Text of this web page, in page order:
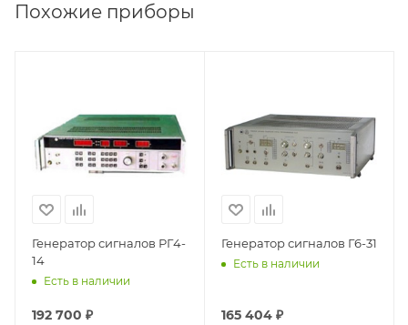
Похожие приборы
Генератор сигналов РГ4-
14
Есть в наличии
192 700 ₽
Генератор сигналов Г6-31
Есть в наличии
165 404 ₽